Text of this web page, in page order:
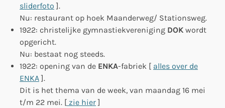
sliderfoto ].
Nu: restaurant op hoek Maanderweg/ Stationsweg.
1922: christelijke gymnastiekvereniging DOK wordt
opgericht.
Nu: bestaat nog steeds.
1922: opening van de ENKA-fabriek [ alles over de
ENKA].
Dit is het thema van de week, van maandag 16 mei
t/m 22 mei. [ zie hier]